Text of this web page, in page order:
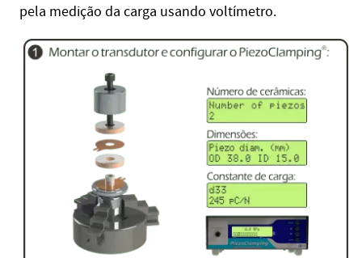
pela medição da carga usando voltímetro.